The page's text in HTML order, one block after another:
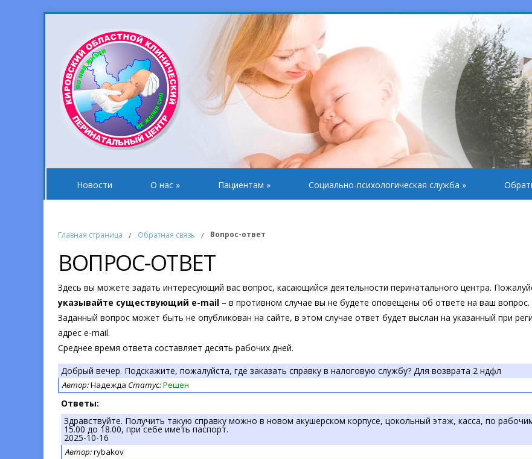
Новости О нас » Пациентам » Социально-психологическая служба »
Главная страница / Обратная связь / Вопрос-ответ
ВОПРОС-ОТВЕТ
Здесь вы можете задать интересующий вас вопрос, касающийся деятельности перинатального центра.
указывайте существующий e-mail – в противном случае вы не будете оповещены об ответе на ваш вопрос.
Заданный вопрос может быть не опубликован на сайте, в этом случае ответ будет выслан на указанный при
адрес e-mail.
Среднее время ответа составляет десять рабочих дней.
Добрый вечер. Подскажите, пожалуйста, где заказать справку в налоговую службу? Для возврата 2 ндфл
Автор:Надежда Статус:Решен
Ответы:
Здравствуйте. Получить такую справку можно в новом акушерском корпусе, цокольный этаж, касса, по
15.00 до 18.00, при себе иметь паспорт.
2025-10-16
Автор:rybakov